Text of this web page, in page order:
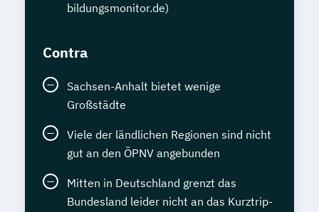
bildungsmonitor.de)
Contra
Sachsen-Anhalt bietet wenige
Großstädte
Viele der ländlichen Regionen sind nicht
gut an den ÖPNV angebunden
Mitten in Deutschland grenzt das
Bundesland leider nicht an das Kurztrip-